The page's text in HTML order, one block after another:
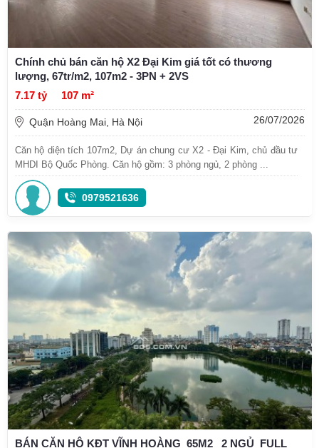
Chính chủ bán căn hộ X2 Đại Kim giá tốt có thương
lượng, 67tr/m2, 107m2 - 3PN + 2VS
7.17 tỷ
107 m²
Quận Hoàng Mai, Hà Nội 26/07/2026
Căn hộ diện tích 107m2, Dự án chung cư X2 - Đại Kim, chủ đầu tư
MHDI Bộ Quốc Phòng. Căn hộ gồm: 3 phòng ngủ, 2 phòng ...
0979521636
BÁN CĂN HỘ KĐT VĨNH HOÀNG_65M2_ 2 NGỦ_FULL